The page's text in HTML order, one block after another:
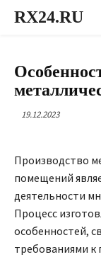
RX24.RU
19.12.2023
Производство
помещений
деятельности
Процесс
особенностей,
требованиями к